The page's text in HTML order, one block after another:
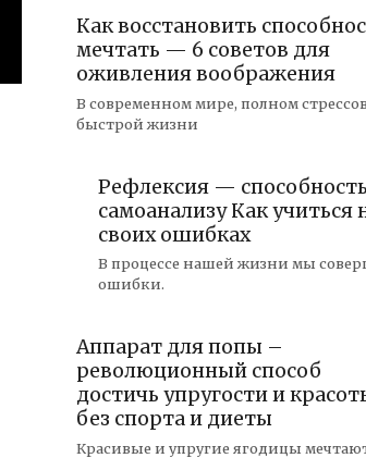
Как восстановить
мечтать — 6 советов для
оживления воображения
В современном мире, полном
быстрой жизни
Рефлексия —
самоанализу Как учиться
своих ошибках
В процессе нашей жизни мы
ошибки.
Аппарат для попы –
революционный способ
достичь упругости и
без спорта и диеты
Красивые и упругие ягодицы